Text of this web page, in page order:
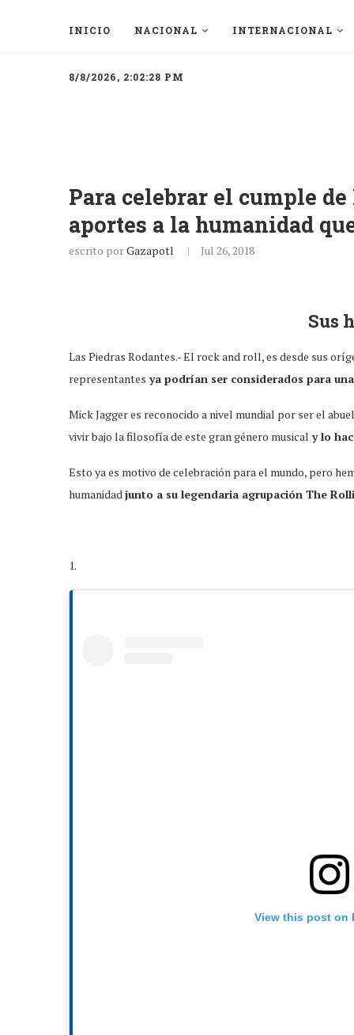
INICIO NACIONAL INTERNACIONAL
8/8/2026, 2:02:28 PM
Para celebrar el cumple
aportes a la humanidad
escrito porGazapotl Jul 26, 2018
Sus
Las Piedras Rodantes.- El rock and roll, es desde sus
representantes ya podrían ser considerados para
Mick Jagger es reconocido a nivel mundial por ser el
vivir bajo la filosofía de este gran género musical y lo
Esto ya es motivo de celebración para el mundo, pero
humanidadjunto a su legendaria agrupación The
1.
View this post on